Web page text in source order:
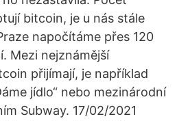
bitcoin, je u nás stále
napočítáme přes 120
Mezi nejznámější
přijímají, je například
jídlo“ nebo mezinárodní
Subway. 17/02/2021